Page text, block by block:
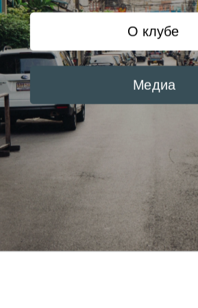
О клубе
Медиа